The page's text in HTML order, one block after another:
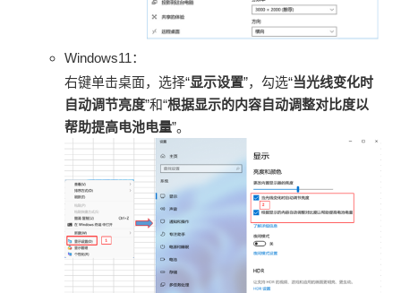
Windows11：
右键单击桌面，选择“显示设置”，勾选“当光线变化时
自动调节亮度”和“根据显示的内容自动调整对比度以
帮助提高电池电量”。